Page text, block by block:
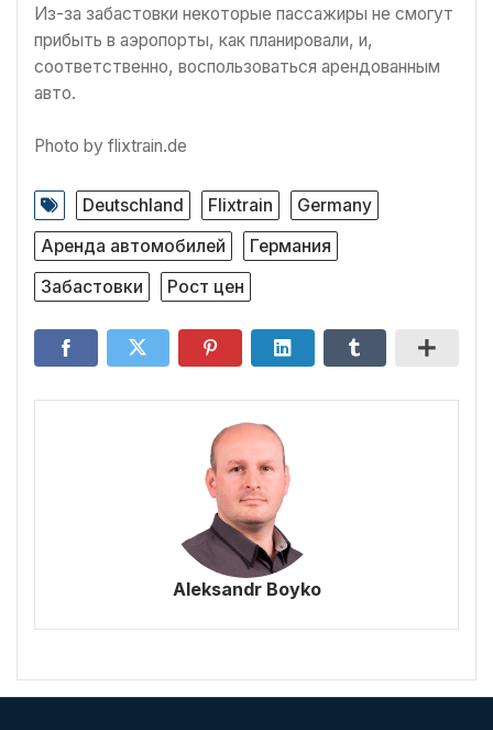
Из-за забастовки некоторые пассажиры не смогут
прибыть в аэропорты, как планировали, и,
соответственно, воспользоваться арендованным
авто.
Photo by flixtrain.de
Deutschland Flixtrain
Germany
Аренда автомобилей
Германия
Забастовки
Рост цен
Aleksandr Boyko